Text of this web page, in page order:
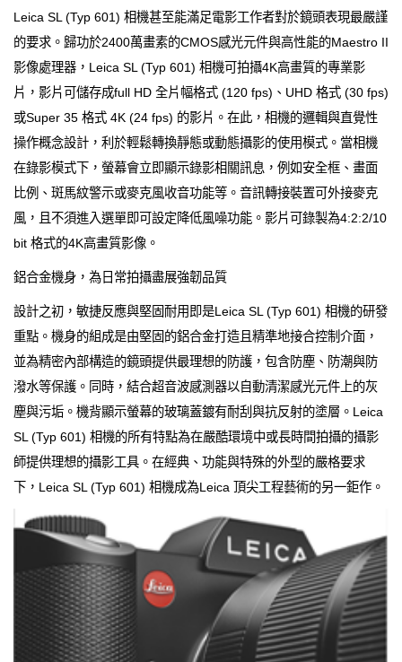
Leica SL (Typ 601) 相機甚至能滿足電影工作者對於鏡頭表現最嚴謹
的要求。歸功於2400萬畫素的CMOS感光元件與高性能的Maestro II
影像處理器，Leica SL (Typ 601) 相機可拍攝4K高畫質的專業影
片，影片可儲存成full HD 全片幅格式 (120 fps)、UHD 格式 (30 fps)
或Super 35 格式 4K (24 fps) 的影片。在此，相機的邏輯與直覺性
操作概念設計，利於輕鬆轉換靜態或動態攝影的使用模式。當相機
在錄影模式下，螢幕會立即顯示錄影相關訊息，例如安全框、畫面
比例、斑馬紋警示或麥克風收音功能等。音訊轉接裝置可外接麥克
風，且不須進入選單即可設定降低風噪功能。影片可錄製為4:2:2/10
bit 格式的4K高畫質影像。
鋁合金機身，為日常拍攝盡展強韌品質
設計之初，敏捷反應與堅固耐用即是Leica SL (Typ 601) 相機的研發
重點。機身的組成是由堅固的鋁合金打造且精準地接合控制介面，
並為精密內部構造的鏡頭提供最理想的防護，包含防塵、防潮與防
潑水等保護。同時，結合超音波感測器以自動清潔感光元件上的灰
塵與污垢。機背顯示螢幕的玻璃蓋鍍有耐刮與抗反射的塗層。Leica
SL (Typ 601) 相機的所有特點為在嚴酷環境中或長時間拍攝的攝影
師提供理想的攝影工具。在經典、功能與特殊的外型的嚴格要求
下，Leica SL (Typ 601) 相機成為Leica 頂尖工程藝術的另一鉅作。